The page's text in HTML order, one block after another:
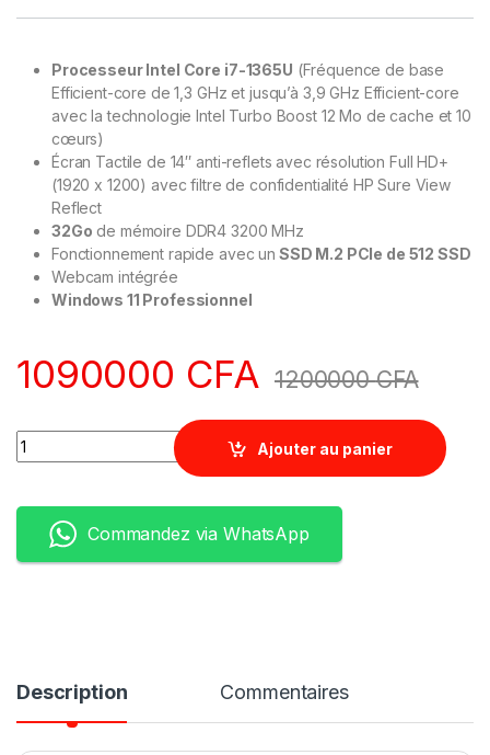
Processeur Intel Core i7-1365U (Fréquence de base
Efficient-core de 1,3 GHz et jusqu’à 3,9 GHz Efficient-core
avec la technologie Intel Turbo Boost 12 Mo de cache et 10
cœurs)
Écran Tactile de 14″ anti-reflets avec résolution Full HD+
(1920 x 1200) avec filtre de confidentialité HP Sure View
Reflect
32Go de mémoire DDR4 3200 MHz
Fonctionnement rapide avec un SSD M.2 PCIe de 512 SSD
Webcam intégrée
Windows 11 Professionnel
1090000 CFA 1200000CFA
Quantity
Ajouter au panier
Commandez via WhatsApp
Description Commentaires